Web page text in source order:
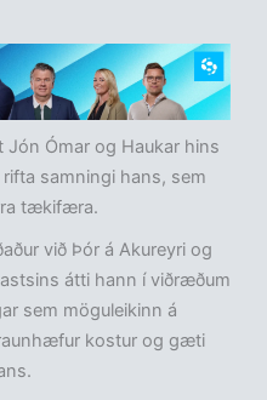
Jón Ómar og Haukar hins
samningi hans, sem
tækifæra.
við Þór á Akureyri og
átti hann í viðræðum
sem möguleikinn á
kostur og gæti